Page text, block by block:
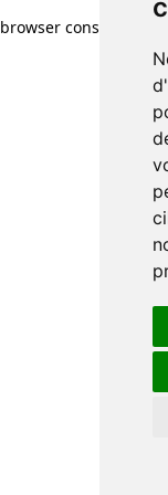
browser console for